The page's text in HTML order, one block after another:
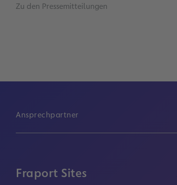
Zu den Pressemitteilungen
Ansprechpartner
Fraport Sites